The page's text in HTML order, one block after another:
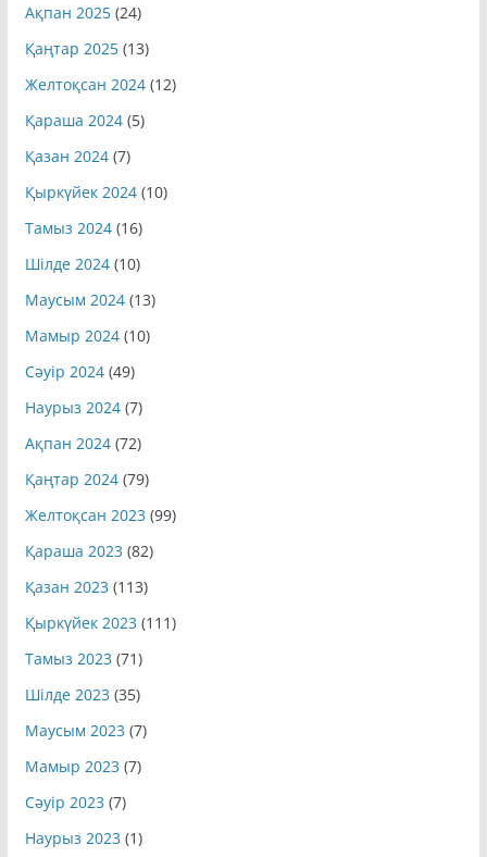
Ақпан 2025(24)
Қаңтар 2025(13)
Желтоқсан 2024(12)
Қараша 2024(5)
Қазан 2024(7)
Қыркүйек 2024(10)
Тамыз 2024(16)
Шілде 2024(10)
Маусым 2024(13)
Мамыр 2024(10)
Сәуір 2024(49)
Наурыз 2024(7)
Ақпан 2024(72)
Қаңтар 2024(79)
Желтоқсан 2023 (99)
Қараша 2023 (82)
Қазан 2023 (113)
Қыркүйек 2023 (111)
Тамыз 2023 (71)
Шілде 2023 (35)
Маусым 2023 (7)
Мамыр 2023 (7)
Сәуір 2023 (7)
Наурыз 2023 (1)